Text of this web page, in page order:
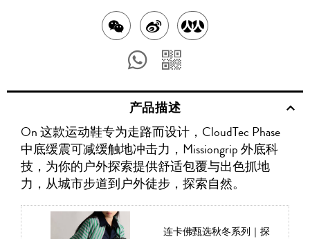
分
享
WECHAT
分
享
WEIBO
分
分
享
至
WHATSAPP
享
维
码
产品描述
On 这款运动鞋专为走路而设计，CloudTec Phase
中底缓震可减缓触地冲击力，Missiongrip 外底科
技，为你的户外探索提供舒适包覆与出色抓地
力，从城市步道到户外徒步，探索自然。
连卡佛甄选秋冬系列｜探